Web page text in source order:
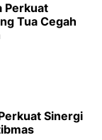
Perkuat
Tua Cegah
Sinergi